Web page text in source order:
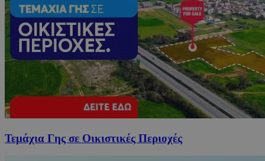
Τεμάχια Γης σε Οικιστικές Περιοχές